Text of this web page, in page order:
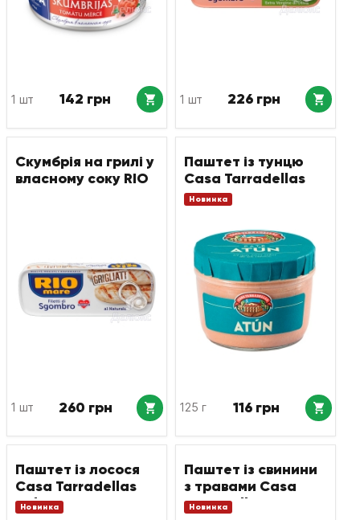
1 шт 142 грн 1 шт 226 грн
Скумбрія на грилі у
власному соку RIO
1 шт 260 грн
Паштет із тунцю
Casa Tarradellas
Atun
Новинка
125 г 116 грн
Паштет із лосося
Casa Tarradellas
Salmon
Новинка
Паштет із свинини
з травами Casa
Tarradellas
Новинка